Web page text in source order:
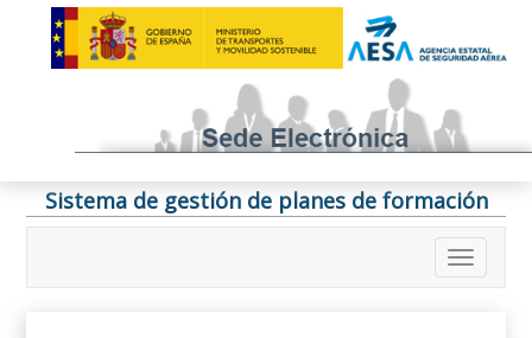
Sistema de gestión de planes de formación